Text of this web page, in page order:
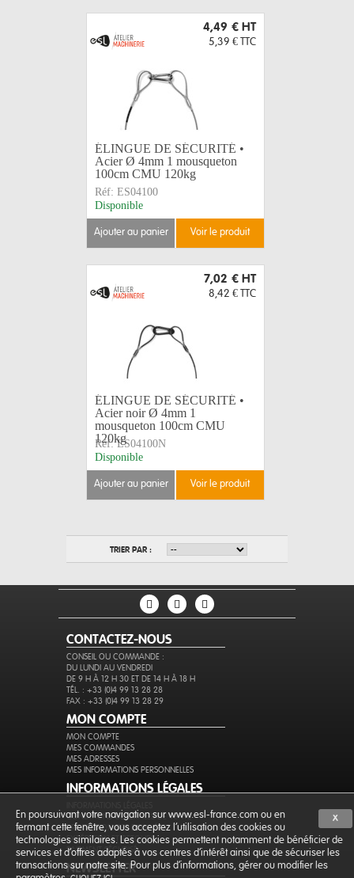
4,49 € HT
5,39 € TTC
ÉLINGUE DE SÉCURITÉ •
Acier Ø 4mm 1 mousqueton
100cm CMU 120kg
Réf: ES04100
Disponible
ajouter au panier voir le produit
7,02 € HT
8,42 € TTC
ÉLINGUE DE SÉCURITÉ •
Acier noir Ø 4mm 1
mousqueton 100cm CMU
120kg
Réf: ES04100N
Disponible
ajouter au panier voir le produit
TRIER PAR :
CONTACTEZ-NOUS
CONSEIL OU COMMANDE :
DU LUNDI AU VENDREDI
DE 9 H À 12 H 30 ET DE 14 H À 18 H
TÉL. : +33 (0)4 99 13 28 28
FAX : +33 (0)4 99 13 28 29
MON COMPTE
MON COMPTE
MES COMMANDES
MES ADRESSES
MES INFORMATIONS PERSONNELLES
INFORMATIONS LÉGALES
CONDITIONS GÉNÉRALES DE VENTE
PROTECTION DES DONNÉES
EXPÉDITION ET RETOURS
PAIEMENT SÉCURISÉ
NEWSLETTER
X
En poursuivant votre navigation sur www.esl-france.com ou en
fermant cette fenêtre, vous acceptez l’utilisation des cookies ou
technologies similaires. Les cookies permettent notamment de bénéficier de
services et d'offres adaptés à vos centres d'intérêt ainsi que de sécuriser les
transactions sur notre site. Pour plus d'informations, gérer ou modifier les